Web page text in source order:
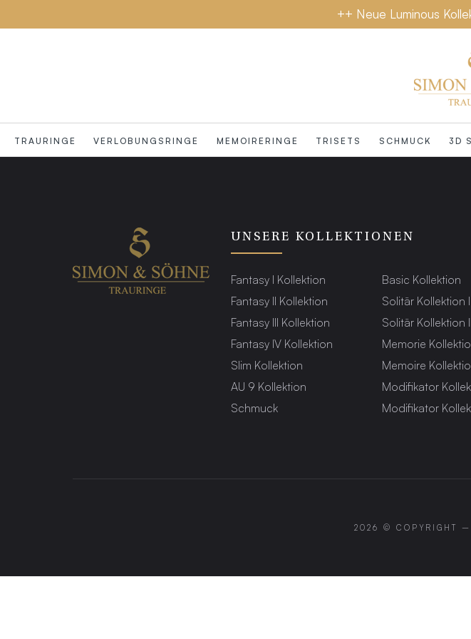
++ Neue Luminous
TRAURINGE VERLOBUNGSRINGE MEMOIRERINGE TRISETS SCHMUCK 3D
UNSERE KOLLEKTIONEN
Fantasy I Kollektion
Fantasy II Kollektion
Fantasy III Kollektion
Fantasy IV Kollektion
Slim Kollektion
AU 9 Kollektion
Schmuck
Basic Kollektion
Solitär Kollektion I
Solitär Kollektion II
Memorie
Memoire
Modifikator
Modifikator
2026 © COPYRIGHT –